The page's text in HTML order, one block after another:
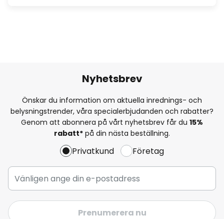
Nyhetsbrev
Önskar du information om aktuella inrednings- och
belysningstrender, våra specialerbjudanden och rabatter?
Genom att abonnera på vårt nyhetsbrev får du 15%
rabatt* på din nästa beställning.
Privatkund Företag
Prenumerera nu